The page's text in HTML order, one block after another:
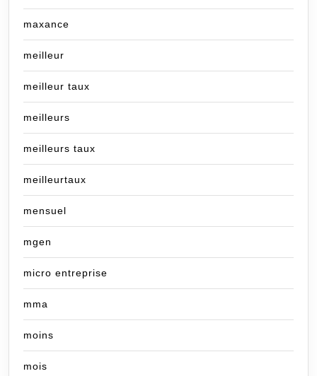
maxance
meilleur
meilleur taux
meilleurs
meilleurs taux
meilleurtaux
mensuel
mgen
micro entreprise
mma
moins
mois